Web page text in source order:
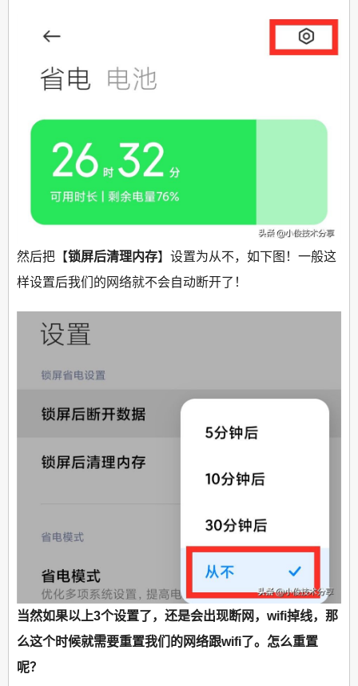
然后把【锁屏后清理内存】设置为从不，如下图！一般这
样设置后我们的网络就不会自动断开了！
当然如果以上3个设置了，还是会出现断网，wifi掉线，那
么这个时候就需要重置我们的网络跟wifi了。怎么重置
呢？